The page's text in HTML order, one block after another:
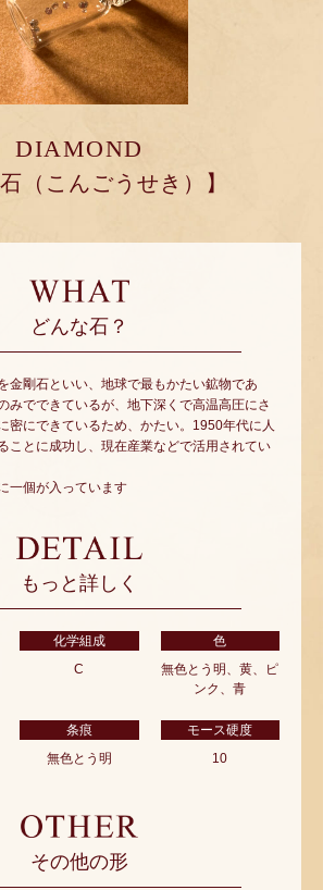
DIAMOND
石（こんごうせき）】
どんな石？
金剛石といい、地球で最もかたい鉱物であ
みでできているが、地下深くで高温高圧にさ
密にできているため、かたい。1950年代に人
ことに成功し、現在産業などで活用されてい
一個が入っています
もっと詳しく
化学組成
C
色
無色とう明、黄、ピ
ンク、青
条痕
無色とう明
モース硬度
10
その他の形